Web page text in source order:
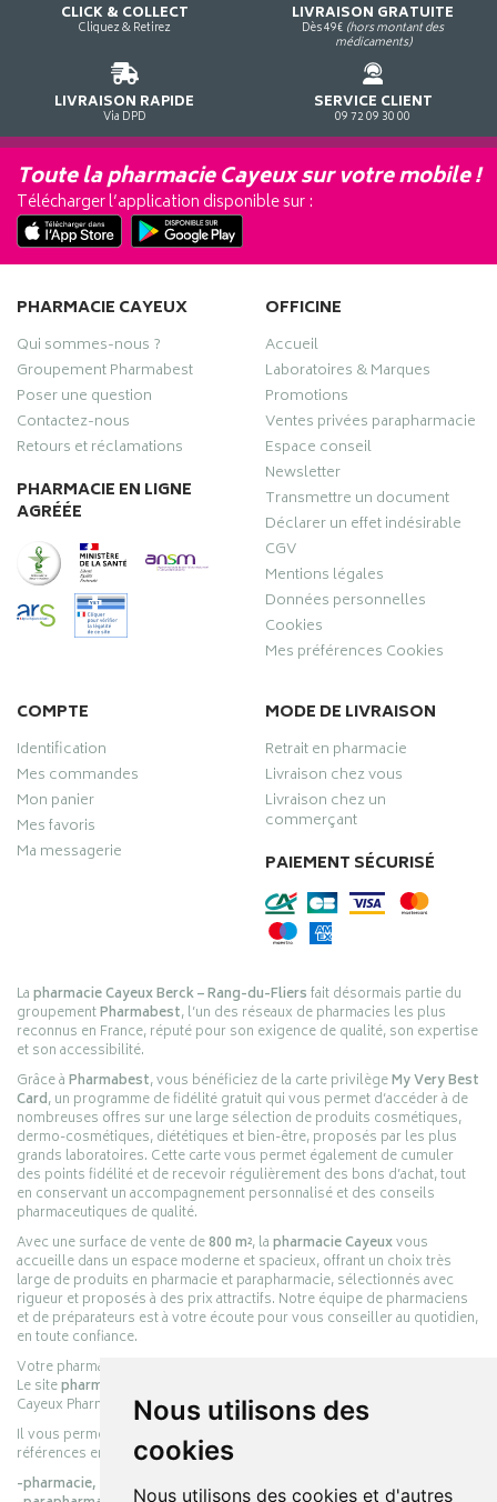
Nous utilisons des
cookies
Nous utilisons des cookies et d'autres
CLICK & COLLECT
Cliquez & Retirez
LIVRAISON GRATUITE
Dès 49€ (hors montant des
médicaments)
LIVRAISON RAPIDE
Via DPD
SERVICE CLIENT
09 72 09 30 00
Toute la pharmacie Cayeux sur votre mobile !
Télécharger l’application disponible sur :
PHARMACIE CAYEUX
Qui sommes-nous ?
Groupement Pharmabest
Poser une question
Contactez-nous
Retours et réclamations
PHARMACIE EN LIGNE
AGRÉÉE
OFFICINE
Accueil
Laboratoires & Marques
Promotions
Ventes privées parapharmacie
Espace conseil
Newsletter
Transmettre un document
Déclarer un effet indésirable
CGV
Mentions légales
Données personnelles
Cookies
Mes préférences Cookies
COMPTE
Identification
Mes commandes
Mon panier
Mes favoris
Ma messagerie
MODE DE LIVRAISON
Retrait en pharmacie
Livraison chez vous
Livraison chez un
commerçant
PAIEMENT SÉCURISÉ
Lapharmacie Cayeux Berck – Rang-du-Fliersfait désormais partie du
groupementPharmabest, l’un des réseaux de pharmacies les plus
reconnus en France, réputé pour son exigence de qualité, son expertise
et son accessibilité.
Grâce àPharmabest, vous bénéficiez de la carte privilègeMy Very Best
Card, un programme de fidélité gratuit qui vous permet d’accéder à de
nombreuses offres sur une large sélection de produits cosmétiques,
dermo-cosmétiques, diététiques et bien-être, proposés par les plus
grands laboratoires. Cette carte vous permet également de cumuler
des points fidélité et de recevoir régulièrement des bons d’achat, tout
en conservant un accompagnement personnalisé et des conseils
pharmaceutiques de qualité.
Avec une surface de vente de800 m², lapharmacie Cayeuxvous
accueille dans un espace moderne et spacieux, offrant un choix très
large de produits en pharmacie et parapharmacie, sélectionnés avec
rigueur et proposés à des prix attractifs. Notre équipe de pharmaciens
et de préparateurs est à votre écoute pour vous conseiller au quotidien,
en toute confiance.
Votre pharmacie en ligne :
Le sitepharmacie-cayeux.fr
Cayeux Pharmabest Berck-sur-Mer – Rang-du-Fliers.
Il vous permet de réaliser vos achats en ligne parmi des milliers de
références en :
-pharmacie,